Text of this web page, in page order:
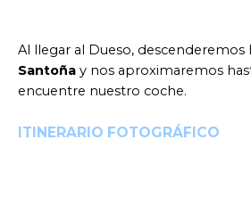
Al llegar al Dueso, descenderemos
Santoña y nos aproximaremos
encuentre nuestro coche.
ITINERARIO FOTOGRÁFICO